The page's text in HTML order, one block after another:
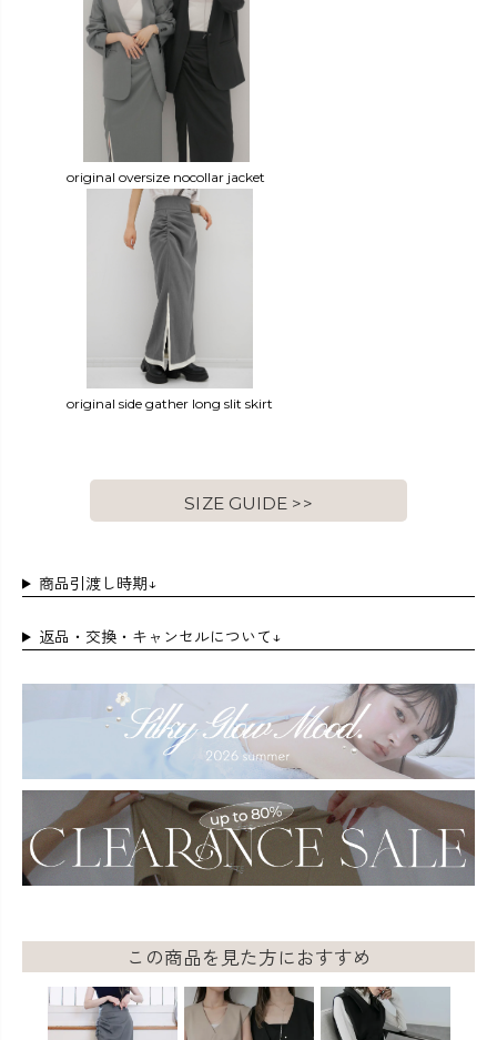
original oversize nocollar jacket
original side gather long slit skirt
SIZE GUIDE >>
商品引渡し時期↓
返品・交換・キャンセルについて↓
この商品を見た方におすすめ